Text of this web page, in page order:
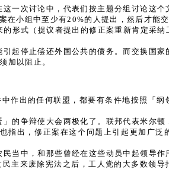
一次讨论中，代表们按主题分组讨论这个
小组中至少有20%的人提出，然后才能交
形式（提议者提出的修正案重新肯定采
起停止偿还外国公共的债务。而交换国家
加以阻止。
作出的任何联盟，都要有条件地按照「纲
的争辩使大会两极化了。联邦代表米尔顿
出，修正案在这个问题上引起更加广泛
当中，和那些曾经在这些动员中起领导
主来废除宪法之后，工人党的大多数领导